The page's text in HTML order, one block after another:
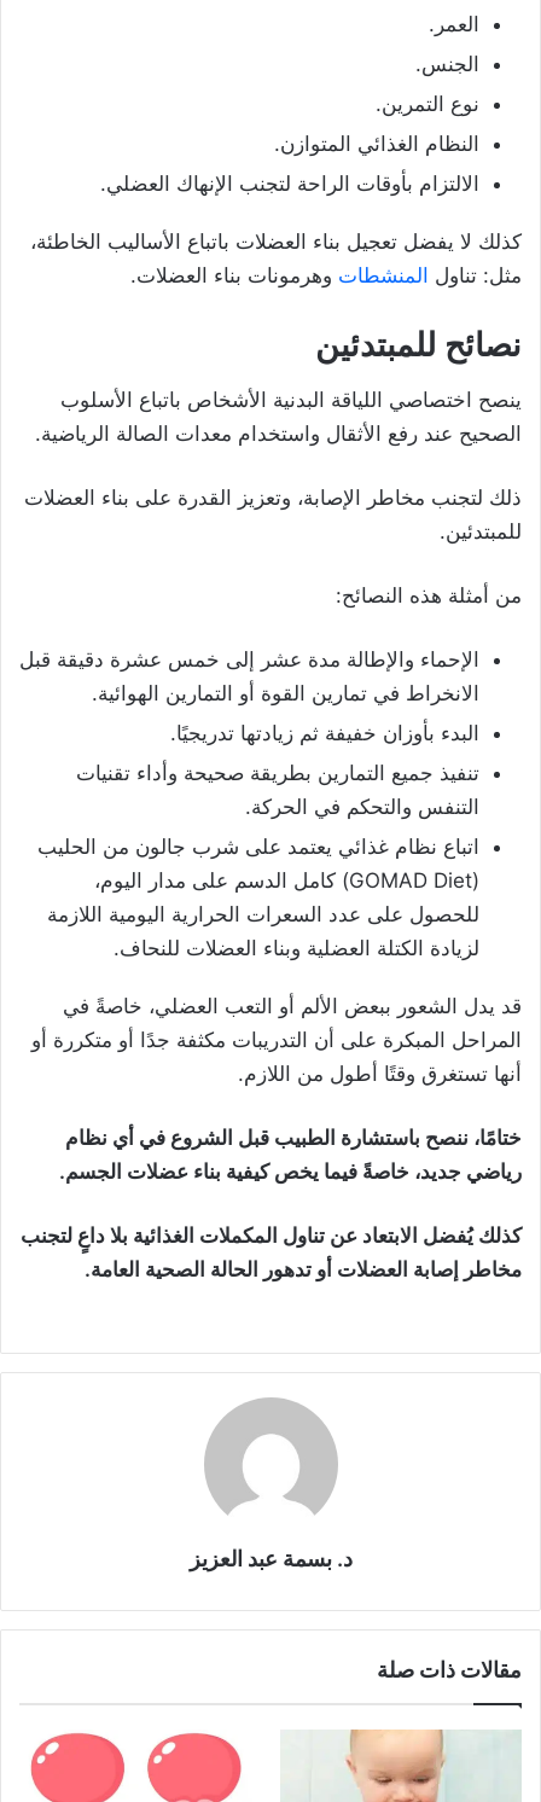
العمر.
الجنس.
نوع التمرين.
النظام الغذائي المتوازن.
الالتزام بأوقات الراحة لتجنب الإنهاك العضلي.
كذلك لا يفضل تعجيل بناء العضلات باتباع الأساليب الخاطئة،
مثل: تناول المنشطات وهرمونات بناء العضلات.
نصائح للمبتدئين
ينصح اختصاصي اللياقة البدنية الأشخاص باتباع الأسلوب
الصحيح عند رفع الأثقال واستخدام معدات الصالة الرياضية.
ذلك لتجنب مخاطر الإصابة، وتعزيز القدرة على بناء العضلات
للمبتدئين.
من أمثلة هذه النصائح:
الإحماء والإطالة مدة عشر إلى خمس عشرة دقيقة قبل
الانخراط في تمارين القوة أو التمارين الهوائية.
البدء بأوزان خفيفة ثم زيادتها تدريجيًا.
تنفيذ جميع التمارين بطريقة صحيحة وأداء تقنيات
التنفس والتحكم في الحركة.
اتباع نظام غذائي يعتمد على شرب جالون من الحليب
(GOMAD Diet) كامل الدسم على مدار اليوم،
للحصول على عدد السعرات الحرارية اليومية اللازمة
لزيادة الكتلة العضلية وبناء العضلات للنحاف.
قد يدل الشعور ببعض الألم أو التعب العضلي، خاصةً في
المراحل المبكرة على أن التدريبات مكثفة جدًا أو متكررة أو
أنها تستغرق وقتًا أطول من اللازم.
ختامًا، ننصح باستشارة الطبيب قبل الشروع في أي نظام
رياضي جديد، خاصةً فيما يخص كيفية بناء عضلات الجسم.
كذلك يُفضل الابتعاد عن تناول المكملات الغذائية بلا داعٍ لتجنب
مخاطر إصابة العضلات أو تدهور الحالة الصحية العامة.
د. بسمة عبد العزيز
مقالات ذات صلة